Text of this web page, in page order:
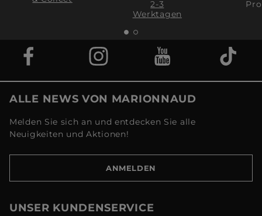
2-3
Werktagen
ALLE NEWS VON MARIONNAUD
Melden Sie sich an und entdecken Sie alle
Neuigkeiten und Aktionen!
ANMELDEN
UNSER KUNDENSERVICE